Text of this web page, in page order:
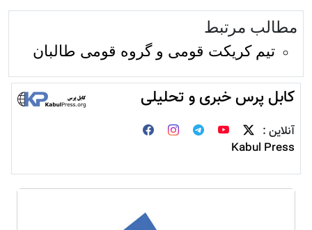
مطالب مرتبط
تیم کریکت قومی و گروه قومی طالبان
کابل پرس خبری و تحلیلی
آنلاین :
Kabul Press